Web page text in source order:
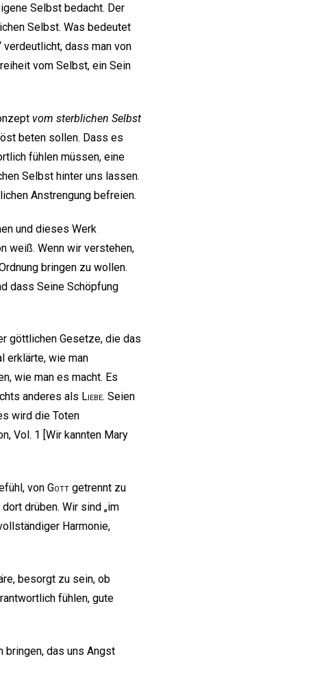
Selbst bedacht. Der
Selbst. Was bedeutet
dass man von
vom Selbst, ein Sein
vom sterblichen Selbst
beten sollen. Dass es
fühlen müssen, eine
Selbst hinter uns lassen.
Anstrengung befreien.
und dieses Werk
weiß. Wenn wir verstehen,
bringen zu wollen.
dass Seine Schöpfung
göttlichen Gesetze, die das
erklärte, wie man
wie man es macht. Es
anderes als Liebe. Seien
wird die Toten
Vol. 1 [Wir kannten Mary
von Gott getrennt zu
dort drüben. Wir sind „im
Harmonie,
besorgt zu sein, ob
fühlen, gute
bringen, das uns Angst